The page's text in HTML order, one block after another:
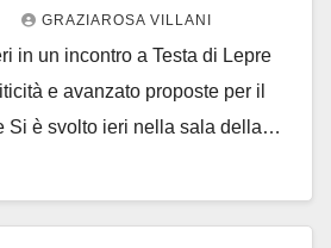
GRAZIAROSA VILLANI
in un incontro a Testa di Lepre
e avanzato proposte per il
Si è svolto ieri nella sala della…